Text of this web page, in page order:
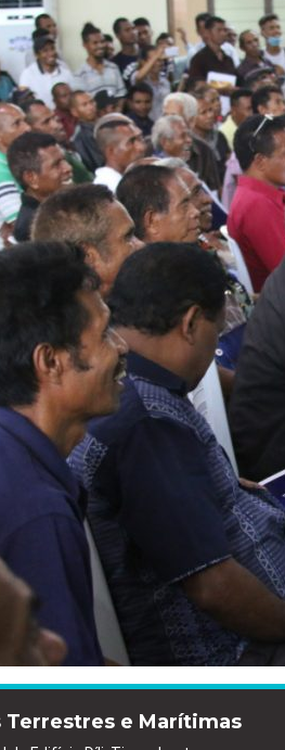
Terrestres e Marítimas